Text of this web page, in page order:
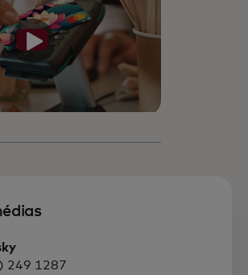
249 1287